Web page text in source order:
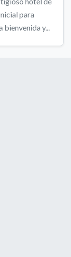
para
bienvenida y...